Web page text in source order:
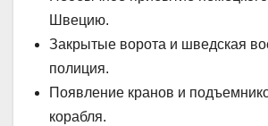
Швецию.
Закрытые ворота и шведская
полиция.
Появление кранов и
корабля.